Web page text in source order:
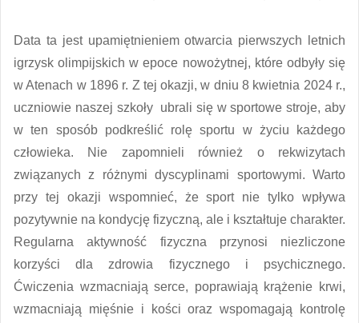
Data ta jest upamiętnieniem otwarcia pierwszych letnich
igrzysk olimpijskich w epoce nowożytnej, które odbyły się
w Atenach w 1896 r. Z tej okazji, w dniu 8 kwietnia 2024 r.,
uczniowie naszej szkoły ubrali się w sportowe stroje, aby
w ten sposób podkreślić rolę sportu w życiu każdego
człowieka. Nie zapomnieli również o rekwizytach
związanych z różnymi dyscyplinami sportowymi. Warto
przy tej okazji wspomnieć, że sport nie tylko wpływa
pozytywnie na kondycję fizyczną, ale i kształtuje charakter.
Regularna aktywność fizyczna przynosi niezliczone
korzyści dla zdrowia fizycznego i psychicznego.
Ćwiczenia wzmacniają serce, poprawiają krążenie krwi,
wzmacniają mięśnie i kości oraz wspomagają kontrolę